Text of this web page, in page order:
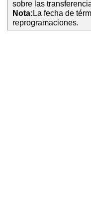
sobre las
Nota: La fecha de
reprogramaciones.